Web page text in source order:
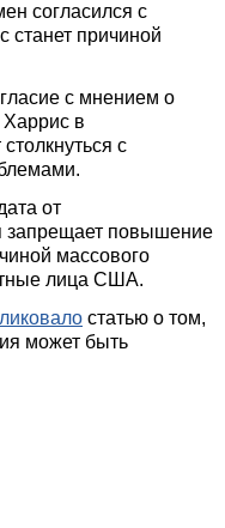
согласился с
станет причиной
с мнением о
в
с
от
запрещает повышение
массового
лица США.
статью о том,
может быть